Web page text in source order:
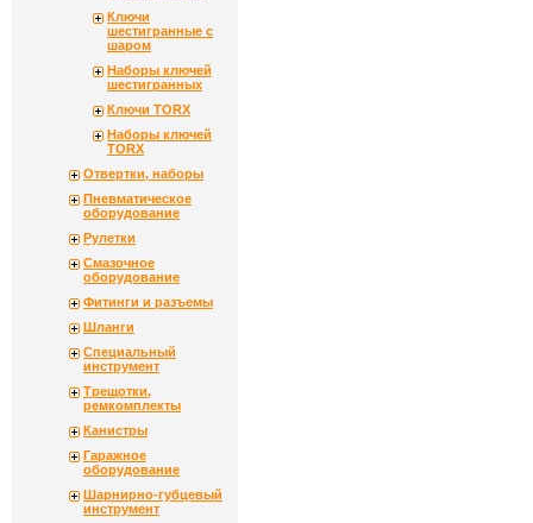
Ключи
шестигранные с
шаром
Наборы ключей
шестигранных
Ключи TORX
Наборы ключей
TORX
Отвертки, наборы
Пневматическое
оборудование
Рулетки
Смазочное
оборудование
Фитинги и разъемы
Шланги
Специальный
инструмент
Трещотки,
ремкомплекты
Канистры
Гаражное
оборудование
Шарнирно-губцевый
инструмент